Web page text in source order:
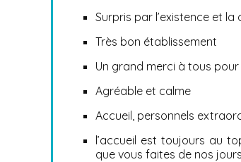
Surpris par l’existence et
Très bon établissement
Un grand merci à tous
Agréable et calme
Accueil, personnels
l’accueil est toujours au
que vous faites de nos